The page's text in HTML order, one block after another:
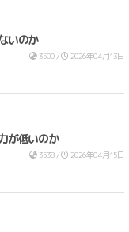
いのか
3500 / 2026年04月13日
が低いのか
3538 / 2026年04月15日